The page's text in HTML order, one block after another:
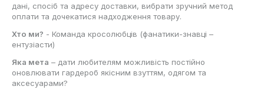
дані, спосіб та адресу доставки, вибрати зручний метод
оплати та дочекатися надходження товару.
Хто ми? - Команда кросолюбців (фанатики-знавці –
ентузіасти)
Яка мета – дати любителям можливість постійно
оновлювати гардероб якісним взуттям, одягом та
аксесуарами?